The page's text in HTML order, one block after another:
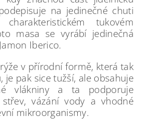
na jedinečné chuti
tukovém
masa se vyrábí jedinečná
Iberico.
v přírodní formě, která tak
je pak sice tužší, ale obsahuje
vlákniny a ta podporuje
vázání vody a vhodné
mikroorganismy.